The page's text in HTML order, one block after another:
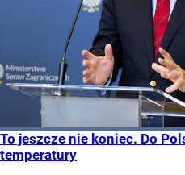
To jeszcze nie koniec. Do
temperatury